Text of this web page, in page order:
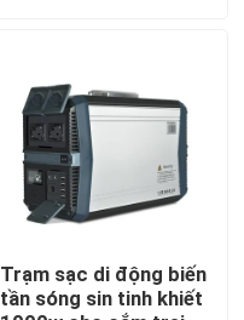
Trạm sạc di động biến
tần sóng sin tinh khiết